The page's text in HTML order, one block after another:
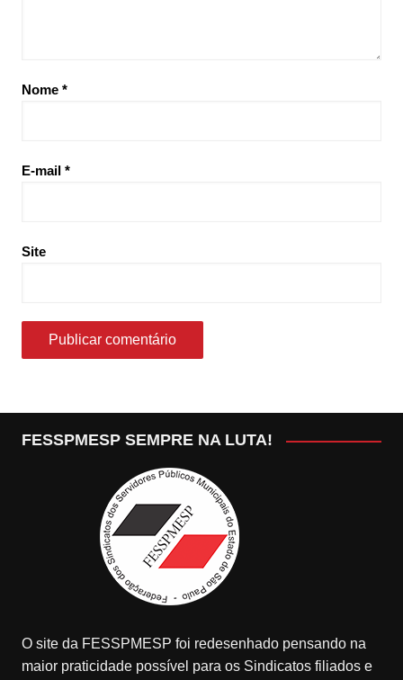
Nome *
E-mail *
Site
FESSPMESP SEMPRE NA LUTA!
O site da FESSPMESP foi redesenhado pensando na
maior praticidade possível para os Sindicatos filiados e